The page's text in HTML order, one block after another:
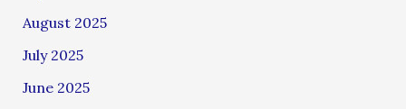
August 2025
July 2025
June 2025